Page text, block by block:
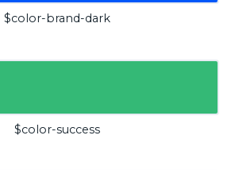
$color-brand-dark
$color-success